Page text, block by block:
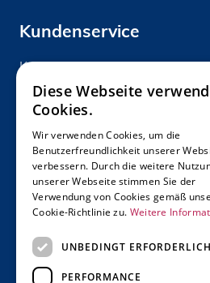
Kundenservice
Kontakt
Über uns
Wir über uns
Unternehmen
Karriere
Diese Webseite
Cookies.
Wir verwenden Cookies, um die
Benutzerfreundlichkeit unserer
verbessern. Durch die weitere
unserer Webseite stimmen Sie der
Verwendung von Cookies gemäß
Cookie-Richtlinie zu. Weitere
UNBEDINGT ERFORDERLICH
PERFORMANCE